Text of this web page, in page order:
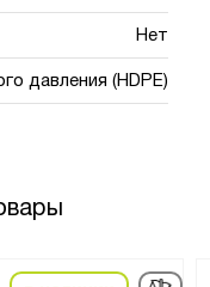
Нет
давления (HDPE)